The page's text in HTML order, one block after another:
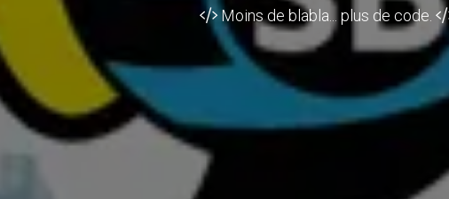
Moins de blabla... plus de code.